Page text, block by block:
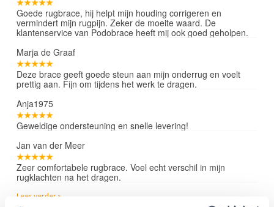
Goede rugbrace, hij helpt mijn houding corrigeren en
vermindert mijn rugpijn. Zeker de moeite waard. De
klantenservice van Podobrace heeft mij ook goed geholpen.
Marja de Graaf
Deze brace geeft goede steun aan mijn onderrug en voelt
prettig aan. Fijn om tijdens het werk te dragen.
Anja1975
Geweldige ondersteuning en snelle levering!
Jan van der Meer
Zeer comfortabele rugbrace. Voel echt verschil in mijn
rugklachten na het dragen.
Lees verder »